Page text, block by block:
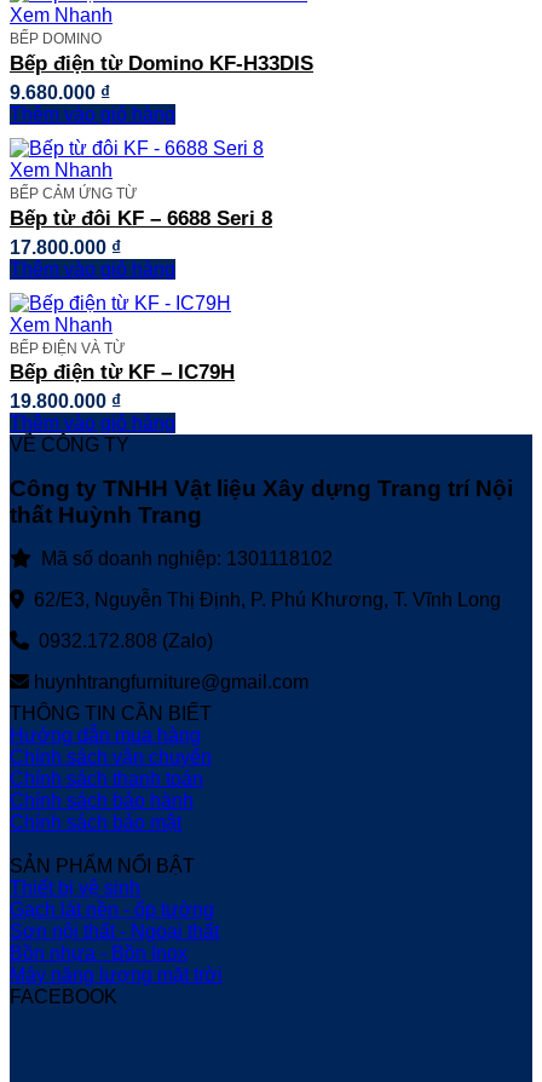
Xem Nhanh
BẾP DOMINO
Bếp điện từ Domino KF-H33DIS
9.680.000 ₫
Thêm vào giỏ hàng
Xem Nhanh
BẾP CẢM ỨNG TỪ
Bếp từ đôi KF – 6688 Seri 8
17.800.000 ₫
Thêm vào giỏ hàng
Xem Nhanh
BẾP ĐIỆN VÀ TỪ
Bếp điện từ KF – IC79H
19.800.000 ₫
Thêm vào giỏ hàng
VỀ CÔNG TY
Công ty TNHH Vật liệu Xây dựng Trang trí Nội
thất Huỳnh Trang
Mã số doanh nghiệp: 1301118102
62/E3, Nguyễn Thị Định, P. Phú Khương, T. Vĩnh Long
0932.172.808 (Zalo)
huynhtrangfurniture@gmail.com
THÔNG TIN CẦN BIẾT
Hướng dẫn mua hàng
Chính sách vận chuyển
Chính sách thanh toán
Chính sách bảo hành
Chính sách bảo mật
SẢN PHẨM NỔI BẬT
Thiết bị vệ sinh
Gạch lát nền - ốp tường
Sơn nội thất - Ngoại thất
Bồn nhựa - Bồn Inox
Máy năng lượng mặt trời
FACEBOOK